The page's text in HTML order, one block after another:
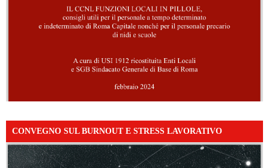
CONVEGNO SUL BURNOUT E STRESS LAVORATIVO